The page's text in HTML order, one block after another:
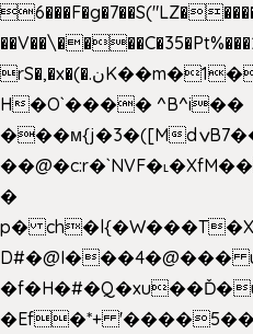
rS�,�x�(�.نK��m�1��*�e�B-
H�O`���� ^B^i��
���м{j�3�([MdݍB7�� L�Pl
�
p�
�Ef�*+